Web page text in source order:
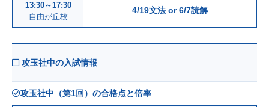
13:30～17:30
自由が丘校
4/19文法 or 6/7読解
攻玉社中の入試情報
攻玉社中（第1回）の合格点と倍率